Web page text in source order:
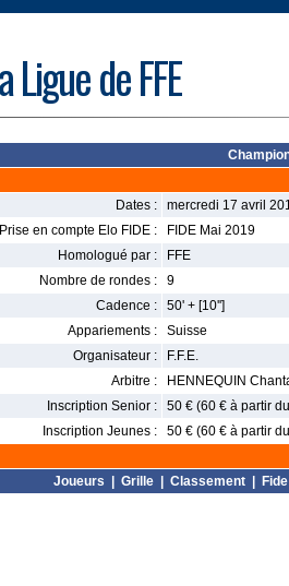
Ligue de FFE
Dates :
mercredi 17 avril
Prise en compte Elo FIDE :
FIDE Mai 2019
Homologué par :
FFE
Nombre de rondes :
9
Cadence :
50' + [10'']
Appariements :
Suisse
Organisateur :
F.F.E.
Arbitre :
HENNEQUIN
Inscription Senior :
50 € (60 € à partir
Inscription Jeunes :
50 € (60 € à partir
Joueurs Grille Classement Fide